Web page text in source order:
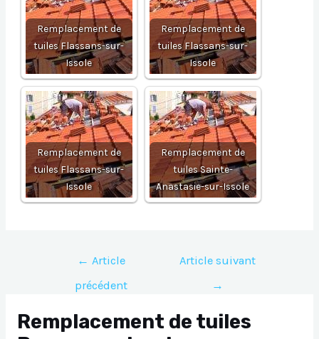
Remplacement de
tuiles Flassans-sur-
Issole
Remplacement de
tuiles Flassans-sur-
Issole
Remplacement de
tuiles Flassans-sur-
Issole
Remplacement de
tuiles Sainte-
Anastasie-sur-Issole
Navigation
l’article
← Article
précédent
Article suivant
→
Remplacement de tuiles